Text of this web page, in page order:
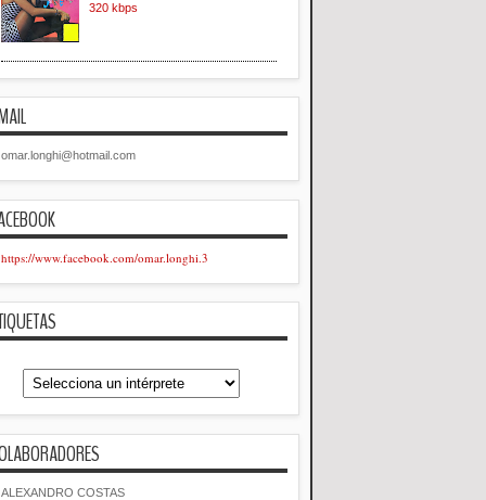
320 kbps
omar.longhi@hotmail.com
https://www.facebook.com/omar.longhi.3
ALEXANDRO COSTAS